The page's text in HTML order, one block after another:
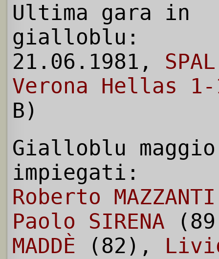
Ultima gara in
gialloblu:
21.06.1981,
Verona Hellas 1-
B)
Gialloblu
impiegati:
Roberto MAZZANTI
Paolo SIRENA
MADDÈ (82),